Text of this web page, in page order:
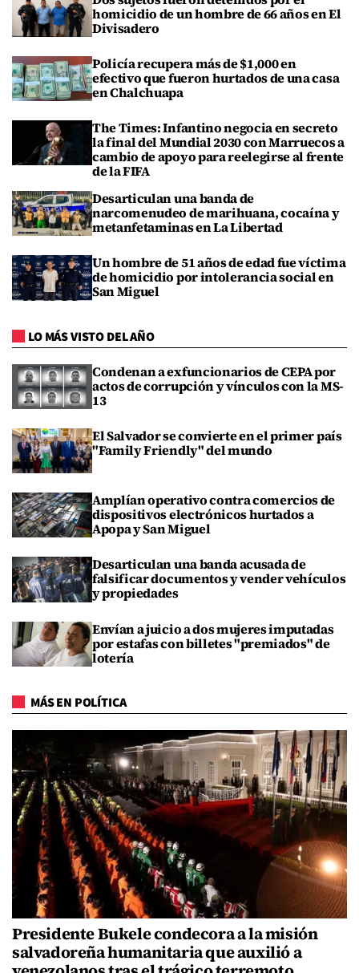
homicidio de un hombre de 66 años en El
Divisadero
Policía recupera más de $1,000 en
efectivo que fueron hurtados de una casa
en Chalchuapa
The Times: Infantino negocia en secreto
la final del Mundial 2030 con Marruecos a
cambio de apoyo para reelegirse al frente
de la FIFA
Desarticulan una banda de
narcomenudeo de marihuana, cocaína y
metanfetaminas en La Libertad
Un hombre de 51 años de edad fue víctima
de homicidio por intolerancia social en
San Miguel
LO MÁS VISTO DEL AÑO
Condenan a exfuncionarios de CEPA por
actos de corrupción y vínculos con la MS-
13
El Salvador se convierte en el primer país
"Family Friendly" del mundo
Amplían operativo contra comercios de
dispositivos electrónicos hurtados a
Apopa y San Miguel
Desarticulan una banda acusada de
falsificar documentos y vender vehículos
y propiedades
Envían a juicio a dos mujeres imputadas
por estafas con billetes "premiados" de
lotería
MÁS EN POLÍTICA
Presidente Bukele condecora a la misión
salvadoreña humanitaria que auxilió a